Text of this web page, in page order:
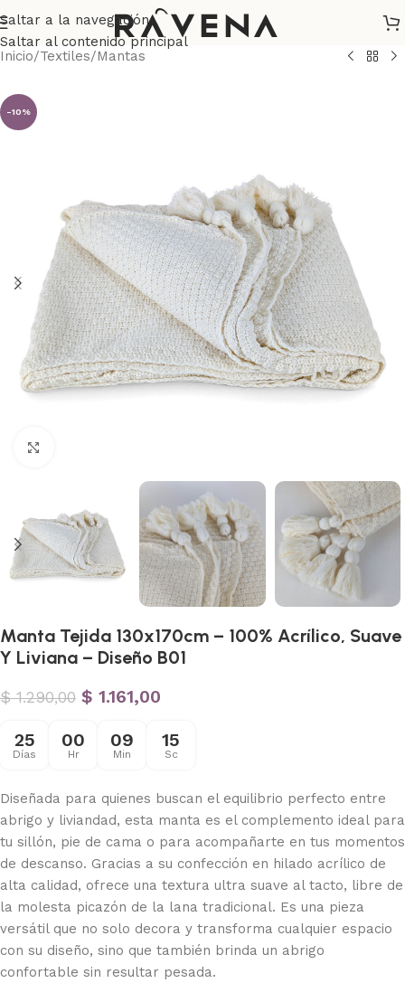
Saltar a la navegación
Saltar al contenido principal
Inicio/Textiles/Mantas
-10%
Manta Tejida 130x170cm – 100% Acrílico, Suave
Y Liviana – Diseño B01
$1.290,00 $ 1.161,00
25
Días
00
Hr
09
Min
14
Sc
Diseñada para quienes buscan el equilibrio perfecto entre
abrigo y liviandad, esta manta es el complemento ideal para
tu sillón, pie de cama o para acompañarte en tus momentos
de descanso. Gracias a su confección en hilado acrílico de
alta calidad, ofrece una textura ultra suave al tacto, libre de
la molesta picazón de la lana tradicional. Es una pieza
versátil que no solo decora y transforma cualquier espacio
con su diseño, sino que también brinda un abrigo
confortable sin resultar pesada.